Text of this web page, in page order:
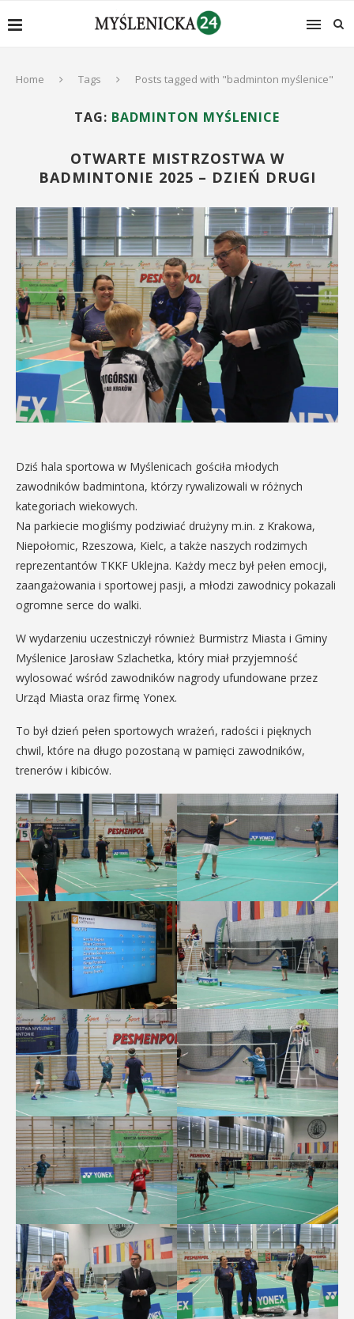
Home Tags Posts tagged with "badminton myślenice"
TAG: BADMINTON MYŚLENICE
OTWARTE MISTRZOSTWA W
BADMINTONIE 2025 – DZIEŃ DRUGI
Dziś hala sportowa w Myślenicach gościła młodych
zawodników badmintona, którzy rywalizowali w różnych
kategoriach wiekowych.
Na parkiecie mogliśmy podziwiać drużyny m.in. z Krakowa,
Niepołomic, Rzeszowa, Kielc, a także naszych rodzimych
reprezentantów TKKF Uklejna. Każdy mecz był pełen emocji,
zaangażowania i sportowej pasji, a młodzi zawodnicy pokazali
ogromne serce do walki.
W wydarzeniu uczestniczył również Burmistrz Miasta i Gminy
Myślenice Jarosław Szlachetka, który miał przyjemność
wylosować wśród zawodników nagrody ufundowane przez
Urząd Miasta oraz firmę Yonex.
To był dzień pełen sportowych wrażeń, radości i pięknych
chwil, które na długo pozostaną w pamięci zawodników,
trenerów i kibiców.